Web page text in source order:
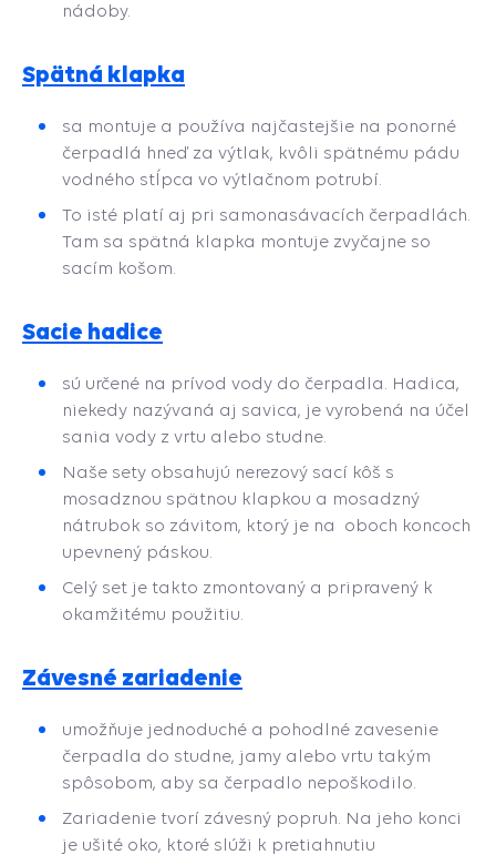
nádoby.
Spätná klapka
sa montuje a používa najčastejšie na ponorné
čerpadlá hneď za výtlak, kvôli spätnému pádu
vodného stĺpca vo výtlačnom potrubí.
To isté platí aj pri samonasávacích čerpadlách.
Tam sa spätná klapka montuje zvyčajne so
sacím košom.
Sacie hadice
sú určené na prívod vody do čerpadla. Hadica,
niekedy nazývaná aj savica, je vyrobená na účel
sania vody z vrtu alebo studne.
Naše sety obsahujú nerezový sací kôš s
mosadznou spätnou klapkou a mosadzný
nátrubok so závitom, ktorý je na oboch koncoch
upevnený páskou.
Celý set je takto zmontovaný a pripravený k
okamžitému použitiu.
Závesné zariadenie
umožňuje jednoduché a pohodlné zavesenie
čerpadla do studne, jamy alebo vrtu takým
spôsobom, aby sa čerpadlo nepoškodilo.
Zariadenie tvorí závesný popruh. Na jeho konci
je ušité oko, ktoré slúži k pretiahnutiu